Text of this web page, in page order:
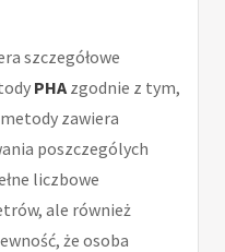
szczegółowe
PHA zgodnie z tym,
zawiera
poszczególych
liczbowe
ale również
że osoba